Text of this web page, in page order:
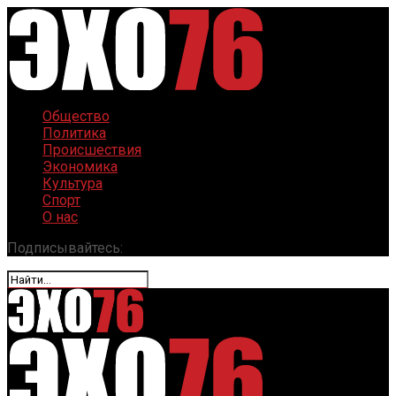
Общество
Политика
Происшествия
Экономика
Культура
Спорт
О нас
Подписывайтесь: